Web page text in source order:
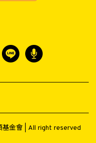
金會 | All right reserved